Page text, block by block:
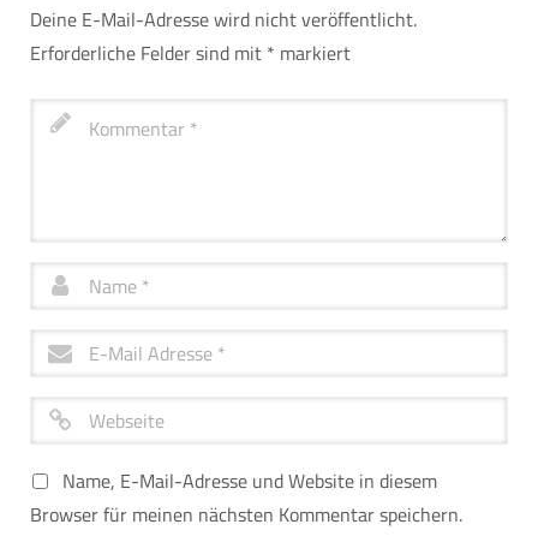
Deine E-Mail-Adresse wird nicht veröffentlicht.
Erforderliche Felder sind mit * markiert
Name, E-Mail-Adresse und Website in diesem
Browser für meinen nächsten Kommentar speichern.